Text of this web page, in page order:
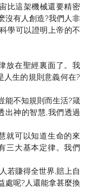
比這架機械還要精密
沒有人創造?我們人非
學可以證明上帝的不
放在聖經裏面了。我
人生的規則意義何在?
能不知規則而生活?箴
出神的智慧,我們透過
就可以知道生命的來
三大基本定律。我們
若賺得全世界,賠上自
處呢?人還能拿甚麼換